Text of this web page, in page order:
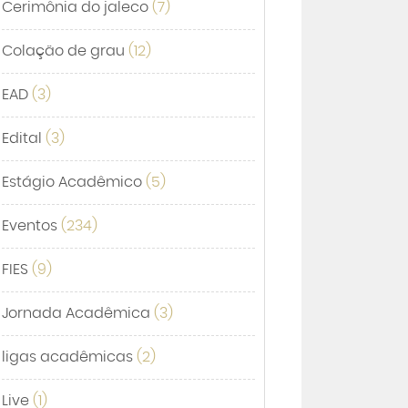
Cerimônia do jaleco (7)
Colação de grau (12)
EAD (3)
Edital (3)
Estágio Acadêmico (5)
Eventos (234)
FIES (9)
Jornada Acadêmica (3)
ligas acadêmicas (2)
Live (1)